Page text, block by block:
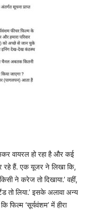
वायरल हो रहा है और कई
रहे हैं. एक यूजर ने लिखा कि,
ने करेज तो दिखाया.’ वहीं,
तो लिया.’ इसके अलावा अन्य
फिल्म ‘सूर्यवंशम’ में हीरा